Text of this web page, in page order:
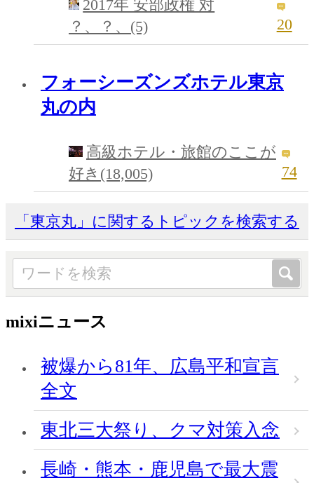
2017年 安部政権 対
？、？、(5)
20
フォーシーズンズホテル東京
丸の内
高級ホテル・旅館のここが
好き(18,005)
74
「東京丸」に関するトピックを検索する
mixiニュース
被爆から81年、広島平和宣言
全文
東北三大祭り、クマ対策入念
長崎・熊本・鹿児島で最大震